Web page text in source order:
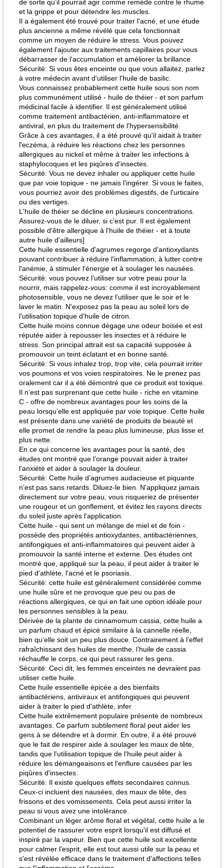
de sorte qu’il pourrait agir comme remède contre le rhume
et la grippe et pour détendre les muscles.
Il a également été trouvé pour traiter l'acné, et une étude
plus ancienne a même révélé que cela fonctionnait
comme un moyen de réduire le stress. Vous pouvez
également l'ajouter aux traitements capillaires pour vous
débarrasser de l'accumulation et améliorer la brillance.
Sécurité: Si vous êtes enceinte ou que vous allaitez, parlez
à votre médecin avant d'utiliser l'huile de basilic.
Vous connaissez probablement cette huile sous son nom
plus communément utilisé - huile de théier - et son parfum
médicinal facile à identifier. Il est généralement utilisé
comme traitement antibactérien, anti-inflammatoire et
antiviral, en plus du traitement de l'hypersensibilité.
Grâce à ces avantages, il a été prouvé qu'il aidait à traiter
l'eczéma, à réduire les réactions chez les personnes
allergiques au nickel et même à traiter les infections à
staphylocoques et les piqûres d'insectes.
Sécurité: Vous ne devez inhaler ou appliquer cette huile
que par voie topique - ne jamais l'ingérer. Si vous le faites,
vous pourriez avoir des problèmes digestifs, de l'urticaire
ou des vertiges.
L'huile de théier se décline en plusieurs concentrations.
Assurez-vous de le diluer, si c'est pur. Il est également
possible d'être allergique à l'huile de théier - et à toute
autre huile d'ailleurs]
Cette huile essentielle d'agrumes regorge d'antioxydants
pouvant contribuer à réduire l'inflammation, à lutter contre
l'anémie, à stimuler l'énergie et à soulager les nausées.
Sécurité: vous pouvez l’utiliser sur votre peau pour la
nourrir, mais rappelez-vous: comme il est incroyablement
photosensible, vous ne devez l’utiliser que le soir et le
laver le matin. N'exposez pas la peau au soleil lors de
l'utilisation topique d'huile de citron.
Cette huile moins connue dégage une odeur boisée et est
réputée aider à repousser les insectes et à réduire le
stress. Son principal attrait est sa capacité supposée à
promouvoir un teint éclatant et en bonne santé.
Sécurité: Si vous inhalez trop, trop vite, cela pourrait irriter
vos poumons et vos voies respiratoires. Ne le prenez pas
oralement car il a été démontré que ce produit est toxique.
Il n’est pas surprenant que cette huile - riche en vitamine
C - offre de nombreux avantages pour les soins de la
peau lorsqu’elle est appliquée par voie topique. Cette huile
est présente dans une variété de produits de beauté et
elle promet de rendre la peau plus lumineuse, plus lisse et
plus nette.
En ce qui concerne les avantages pour la santé, des
études ont montré que l’orange pouvait aider à traiter
l’anxiété et aider à soulager la douleur.
Sécurité: Cette huile d’agrumes audacieuse et piquante
n’est pas sans retards. Diluez-le bien. N'appliquez jamais
directement sur votre peau, vous risqueriez de présenter
une rougeur et un gonflement, et évitez les rayons directs
du soleil juste après l'application.
Cette huile - qui sent un mélange de miel et de foin -
possède des propriétés antioxydantes, antibactériennes,
antifongiques et anti-inflammatoires qui peuvent aider à
promouvoir la santé interne et externe. Des études ont
montré que, appliqué sur la peau, il peut aider à traiter le
pied d'athlète, l'acné et le psoriasis.
Sécurité: cette huile est généralement considérée comme
une huile sûre et ne provoque que peu ou pas de
réactions allergiques, ce qui en fait une option idéale pour
les personnes sensibles à la peau.
Dérivée de la plante de cinnamomum cassia, cette huile a
un parfum chaud et épicé similaire à la cannelle réelle,
bien qu’elle soit un peu plus douce. Contrairement à l’effet
rafraîchissant des huiles de menthe, l’huile de cassia
réchauffe le corps, ce qui peut rassurer les gens.
Sécurité: Ceci dit, les femmes enceintes ne devraient pas
utiliser cette huile.
Cette huile essentielle épicée a des bienfaits
antibactériens, antiviraux et antifongiques qui peuvent
aider à traiter le pied d'athlète, infer
Cette huile extrêmement populaire présente de nombreux
avantages. Ce parfum subtilement floral peut aider les
gens à se détendre et à dormir. En outre, il a été prouvé
que le fait de respirer aide à soulager les maux de tête,
tandis que l'utilisation topique de l'huile peut aider à
réduire les démangeaisons et l'enflure causées par les
piqûres d'insectes.
Sécurité: Il existe quelques effets secondaires connus.
Ceux-ci incluent des nausées, des maux de tête, des
frissons et des vomissements. Cela peut aussi irriter la
peau si vous avez une intolérance.
Combinant un léger arôme floral et végétal, cette huile a le
potentiel de rassurer votre esprit lorsqu'il est diffusé et
inspiré par la vapeur. Bien que cette huile soit excellente
pour calmer l'esprit, elle est tout aussi utile sur la peau et
s'est révélée efficace dans le traitement d'affections telles